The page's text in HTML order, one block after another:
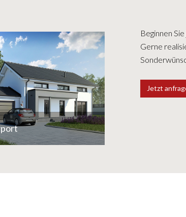
Beginnen
Gerne
Jetzt